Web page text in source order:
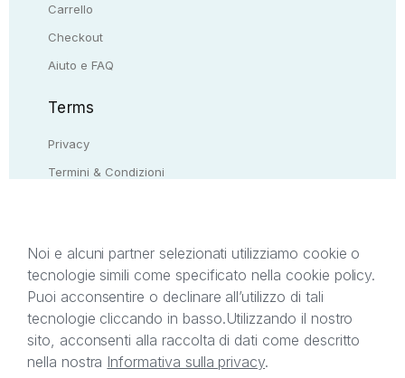
Carrello
Checkout
Aiuto e FAQ
Terms
Privacy
Termini & Condizioni
Il presente sito web è di proprietà di StreetLib S.r.l.
C.F. e P.IVA 05338720963. StreetLib S.r.l. è
titolare di tutti i diritti di proprietà intellettuale
afferenti ai marchi, loghi e segni distintivi presenti
sul sito web. Si invita l’utente a prendere visione
Noi e alcuni partner selezionati utilizziamo cookie o
tecnologie simili come specificato nella cookie policy.
Puoi acconsentire o declinare all’utilizzo di tali
tecnologie cliccando in basso.Utilizzando il nostro
sito, acconsenti alla raccolta di dati come descritto
nella nostra Informativa sulla privacy.